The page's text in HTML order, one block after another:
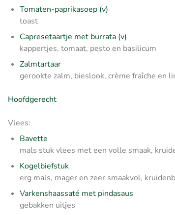
Tomaten-paprikasoep (v)
toast
Capresetaartje met burrata (v)
kappertjes, tomaat, pesto en basilicum
Zalmtartaar
gerookte zalm, bieslook, crème fraîche en
Hoofdgerecht
Vlees:
Bavette
mals stuk vlees met een volle smaak,
Kogelbiefstuk
erg mals, mager en zeer smaakvol,
Varkenshaassaté met pindasaus
gebakken uitjes